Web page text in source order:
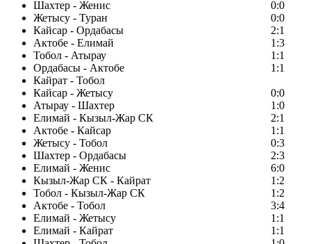
Шахтер - Женис
0:0
Жетысу - Туран
0:0
Кайсар - Ордабасы
2:1
Актобе - Елимай
1:3
Тобол - Атырау
1:1
Ордабасы - Актобе
1:1
Кайрат - Тобол
Кайсар - Жетысу
0:0
Атырау - Шахтер
1:0
Елимай - Кызыл-Жар СК
2:1
Актобе - Кайсар
1:1
Жетысу - Тобол
0:3
Шахтер - Ордабасы
2:3
Елимай - Женис
6:0
Кызыл-Жар СК - Кайрат
1:2
Тобол - Кызыл-Жар СК
1:2
Актобе - Тобол
3:4
Елимай - Жетысу
1:1
Елимай - Кайрат
1:1